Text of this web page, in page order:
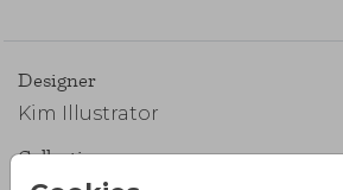
Designer
Kim Illustrator
Collectie